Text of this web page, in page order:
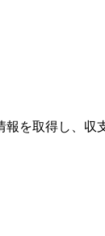
を取得し、